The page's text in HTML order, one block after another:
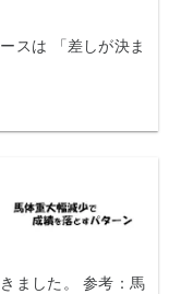
スは 「差しが決ま
ました。 参考：馬